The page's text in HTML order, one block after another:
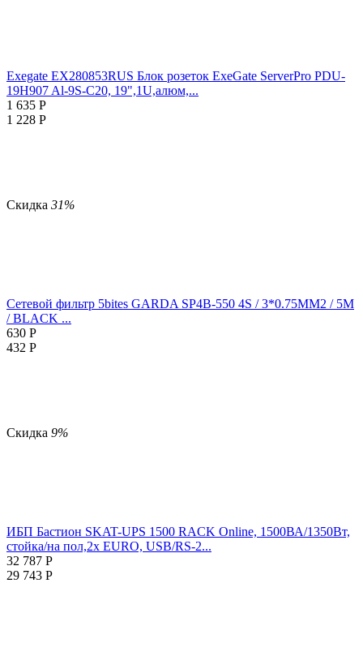
Exegate EX280853RUS Блок розеток ExeGate ServerPro PDU-
19H907 Al-9S-C20, 19",1U,алюм,...
1 635 Р
1 228 Р
Скидка 31%
Сетевой фильтр 5bites GARDA SP4B-550 4S / 3*0.75MM2 / 5M
/ BLACK ...
630 Р
432 Р
Скидка 9%
ИБП Бастион SKAT-UPS 1500 RACK Online, 1500ВА/1350Вт,
стойка/на пол,2x EURO, USB/RS-2...
32 787 Р
29 743 Р